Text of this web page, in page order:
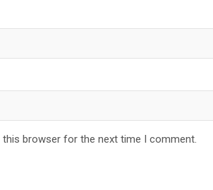
this browser for the next time I comment.